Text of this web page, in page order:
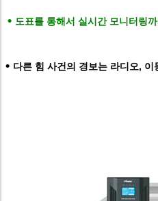
• 도표를 통해서 실시간 모니터링
• 다른 힘 사건의 경보는 라디오,